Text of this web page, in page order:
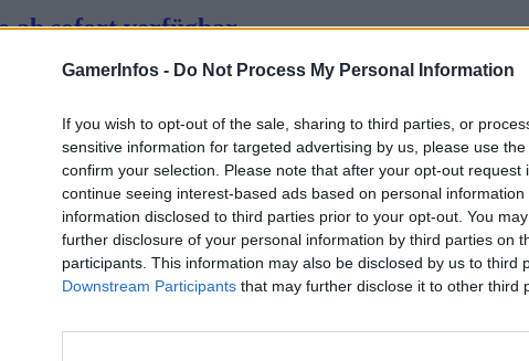
GamerInfos - Do Not Process My Personal Information
If you wish to opt-out of the sale, sharing to third parties, or
sensitive information for targeted advertising by us, please use
confirm your selection. Please note that after your opt-out request
continue seeing interest-based ads based on personal
information disclosed to third parties prior to your opt-out. You
further disclosure of your personal information by third parties on
participants. This information may also be disclosed by us to third
Downstream Participants that may further disclose it to other third
ab sofort verfügbar
zu erreichen und ihm den Garaus zu machen. Hier erhalten Sie einen
weniger unversehrt davonkommt, taucht seine Widersacherin Julianna